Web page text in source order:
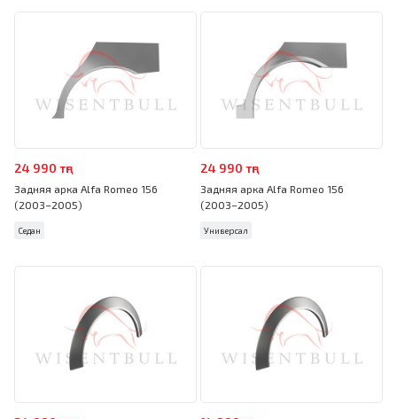
24 990 тңг
Задняя арка Alfa Romeo 156
(2003–2005)
Седан
24 990 тңг
Задняя арка Alfa Romeo 156
(2003–2005)
Универсал